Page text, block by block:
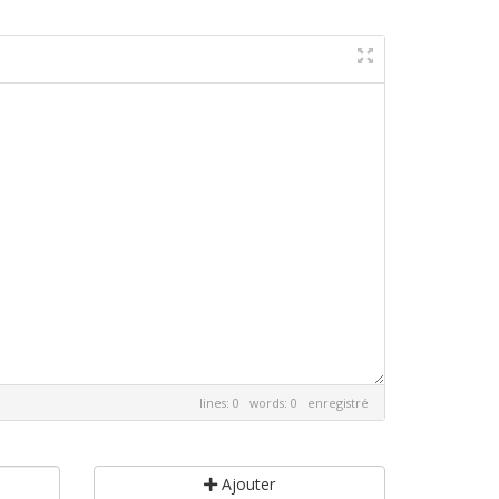
lines: 0 words: 0 enregistré
Ajouter